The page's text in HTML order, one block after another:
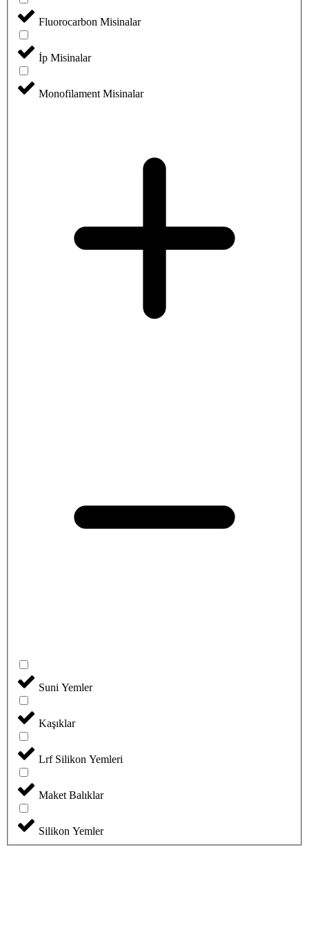
Fluorocarbon Misinalar
İp Misinalar
Monofilament Misinalar
Suni Yemler
Kaşıklar
Lrf Silikon Yemleri
Maket Balıklar
Silikon Yemler